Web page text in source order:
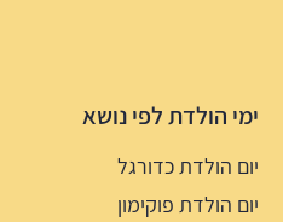
ימי הולדת לפי נושא
יום הולדת כדורגל
יום הולדת פוקימון